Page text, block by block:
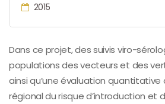
2015
Dans ce projet, des suivis viro-
populations des vecteurs et des
ainsi qu’une évaluation
régional du risque d’introduction et